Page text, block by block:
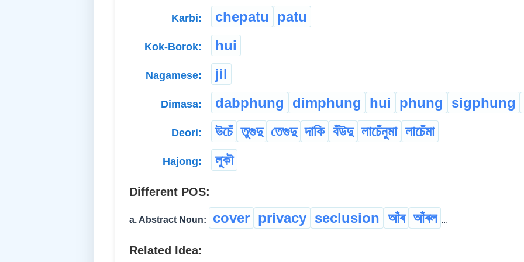
Karbi: chepatu patu
Kok-Borok: hui
Nagamese: jil
Dimasa: dabphung dimphung hui phung sigphung
Deori: উচেঁ তুগুদু তেগুদু দাকি বঁউদু লাচেঁনুমা লাচেঁমা
Hajong: লুকৗ
Different POS:
a. Abstract Noun: cover privacy seclusion আঁৰ আঁৰল ...
Related Idea: